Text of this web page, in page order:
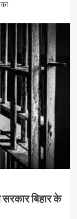
बिहार के